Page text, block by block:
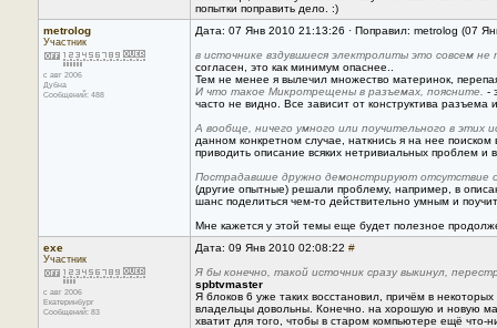
попытки поправить дело. :)
metrolog
Участник
с авг 2006
Дубна
Сообщений: 488
Дата: 07 Янв 2010 21:13:26 · Поправил: metrolog (07
в источнике вздувшиеся электролиты это совсем
согласен, это как минимум опаснее..
Тем не менее я вылечил множество материнок,
И что такое Микротрещены в разъемах, поясните.
-
часто не видно. Все зависит от конструктива разъема
А вообще, ничего умного или поучительного в этих
данном конкретном случае, наткнись я на нее
приводить описание всяких нетривиальных проблем и
Пострадавшие дружно демонстрируют отсутствие
(другие опытные) решали проблему, например, в
шанс поделиться чем-то действительно умным и
Мне кажется у этой темы еще будет полезное
exe
Участник
с авг 2006
Екатеринбург
Сообщений: 83
Дата: 09 Янв 2010 02:08:22 #
Я бы конечно, такой источник сразу выкинул,
spbtvmaster
Я блоков 6 уже таких восстановил, причём в
владельцы довольны. Конечно. на хорошую и новую
хватит для того, чтобы в старом компьютере ещё